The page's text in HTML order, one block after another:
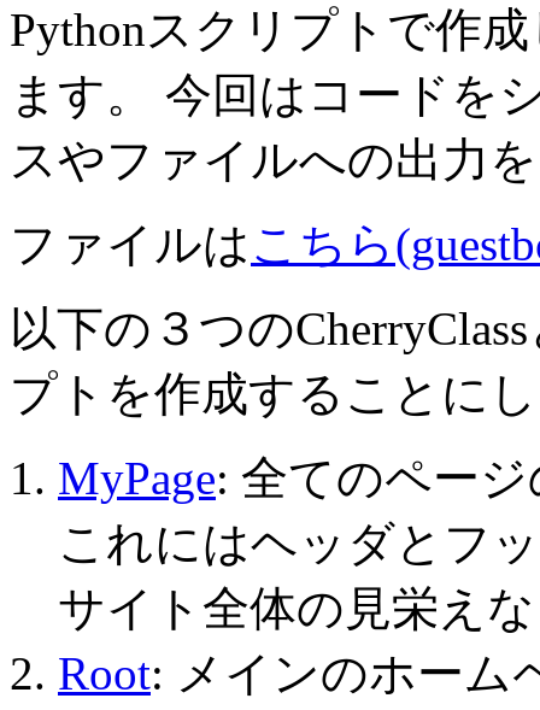
Pythonスクリプトで作
ます。 今回はコードを
スやファイルへの出力
ファイルはこちら
以下の３つの
プトを作成することに
MyPage: 全てのペー
これにはヘッダとフ
サイト全体の見栄え
Root: メインのホーム